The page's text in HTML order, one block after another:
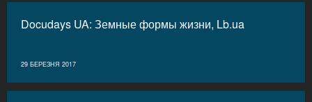
Docudays UA: Земные формы жизни, Lb.ua
29 БЕРЕЗНЯ 2017